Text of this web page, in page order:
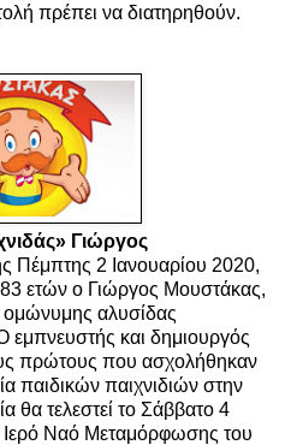
πρέπει να διατηρηθούν.
Γιώργος
Πέμπτης 2 Ιανουαρίου 2020,
ετών ο Γιώργος Μουστάκας,
ομώνυμης αλυσίδας
εμπνευστής και δημιουργός
πρώτους που ασχολήθηκαν
παιδικών παιχνιδιών στην
θα τελεστεί το Σάββατο 4
Ιερό Ναό Μεταμόρφωσης του